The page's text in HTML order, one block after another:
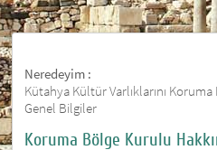
Neredeyim :
Kütahya Kültür Varlıklarını
Genel Bilgiler
Koruma Bölge Kurulu